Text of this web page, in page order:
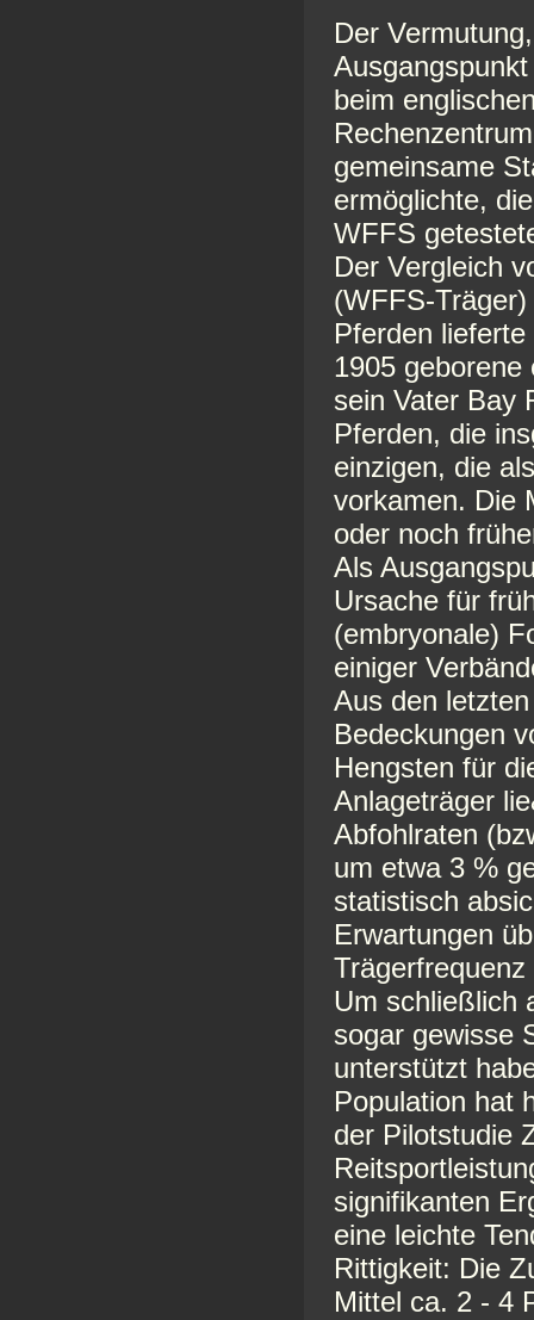
Der
beim
gemeinsame
ermöglichte,
WFFS
Der Vergleich
(WFFS-
Pferden
1905 geborene
sein Vater Bay
Pferden, die
einzigen, die
vorkamen. Die
oder noch
Als
Ursache für
(embryonale)
einiger
Aus den
Bedeckungen
Hengsten für
Anlageträger
Abfohlraten
um etwa 3 %
statistisch
Erwartungen
Um schließlich
sogar gewisse
unterstützt
Population hat
der Pilotstudie
signifikanten
eine leichte
Rittigkeit: Die
Mittel ca. 2 - 4